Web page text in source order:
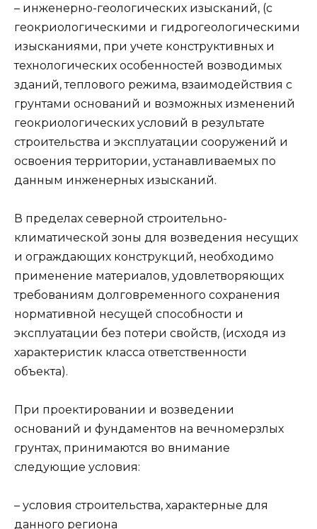
– инженерно-геологических изысканий, (c
геокриологическими и гидрогеологическими
изысканиями, при учете конструктивных и
технологических особенностей возводимых
зданий, теплового режима, взаимодействия с
грунтами оснований и возможных изменений
геокриологических условий в результате
строительства и эксплуатации сооружений и
освоения территории, устанавливаемых по
данным инженерных изысканий.
В пределах северной строительно-
климатической зоны для возведения несущих
и ограждающих конструкций, необходимо
применение материалов, удовлетворяющих
требованиям долговременного сохранения
нормативной несущей способности и
эксплуатации без потери свойств, (исходя из
характеристик класса ответственности
объекта).
При проектировании и возведении
оснований и фундаментов на вечномерзлых
грунтах, принимаются во внимание
следующие условия:
– условия строительства, характерные для
данного региона